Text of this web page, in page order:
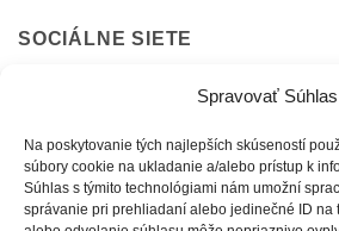
Spravovať Súhlas
Na poskytovanie tých najlepších skúseností
súbory cookie na ukladanie a/alebo prístup k
Súhlas s týmito technológiami nám umožní
správanie pri prehliadaní alebo jedinečné ID na
SOCIÁLNE SIETE
FAKTURAČNÉ ÚDAJE